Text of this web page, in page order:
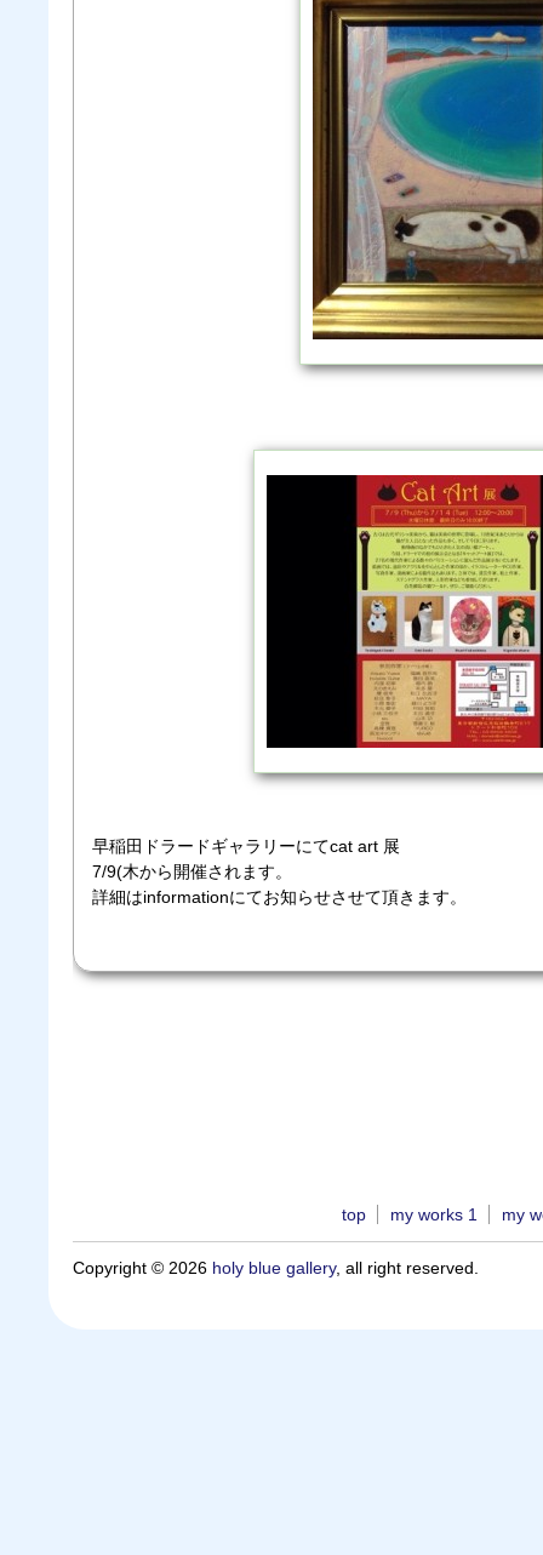
早稲田ドラードギャラリーにてcat art 展
7/9(木から開催されます。
詳細はinformationにてお知らせさせて頂きます。
top my works 1 my
Copyright © 2026 holy blue gallery, all right reserved.